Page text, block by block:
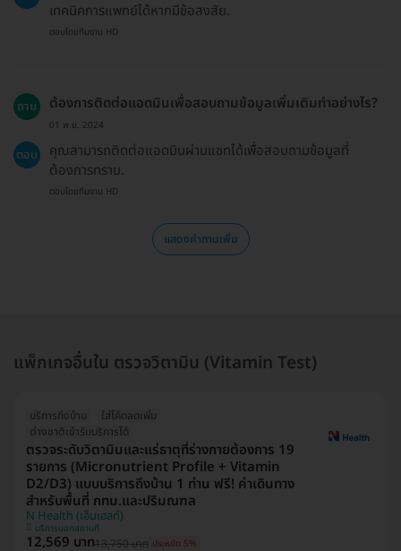
เทคนิคการแพทย์ได้หากมีข้อสงสัย.
ตอบโดยทีมงาน HD
ถาม ต้องการติดต่อแอดมินเพื่อสอบถามข้อมูลเพิ่มเติมทำอย่างไร?
01 พ.ย. 2024
ตอบ
คุณสามารถติดต่อแอดมินผ่านแชทได้เพื่อสอบถามข้อมูลที่
ต้องการทราบ.
ตอบโดยทีมงาน HD
แสดงคำถามเพิ่ม
แพ็กเกจอื่นใน ตรวจวิตามิน (Vitamin Test)
บริการถึงบ้าน
ใส่โค้ดลดเพิ่ม
ต่างชาติเข้ารับบริการได้
ตรวจระดับวิตามินและแร่ธาตุที่ร่างกายต้องการ 19
รายการ (Micronutrient Profile + Vitamin
D2/D3) แบบบริการถึงบ้าน 1 ท่าน ฟรี! ค่าเดินทาง
สำหรับพื้นที่ กทม.และปริมณฑล
N Health (เอ็นเฮลท์)
บริการนอกสถานที่
12,569 บาท13,750 บาท ประหยัด 5%